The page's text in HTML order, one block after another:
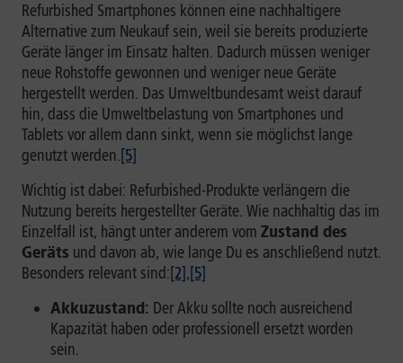
Refurbished Smartphones können eine nachhaltigere
Alternative zum Neukauf sein, weil sie bereits produzierte
Geräte länger im Einsatz halten. Dadurch müssen weniger
neue Rohstoffe gewonnen und weniger neue Geräte
hergestellt werden. Das Umweltbundesamt weist darauf
hin, dass die Umweltbelastung von Smartphones und
Tablets vor allem dann sinkt, wenn sie möglichst lange
genutzt werden.[5]
Wichtig ist dabei: Refurbished-Produkte verlängern die
Nutzung bereits hergestellter Geräte. Wie nachhaltig das im
Einzelfall ist, hängt unter anderem vom Zustand des
Geräts und davon ab, wie lange Du es anschließend nutzt.
Besonders relevant sind:[2],[5]
Akkuzustand: Der Akku sollte noch ausreichend
Kapazität haben oder professionell ersetzt worden
sein.